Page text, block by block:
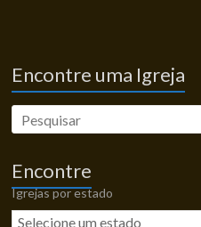
Encontre uma Igreja
Encontre
Igrejas por estado